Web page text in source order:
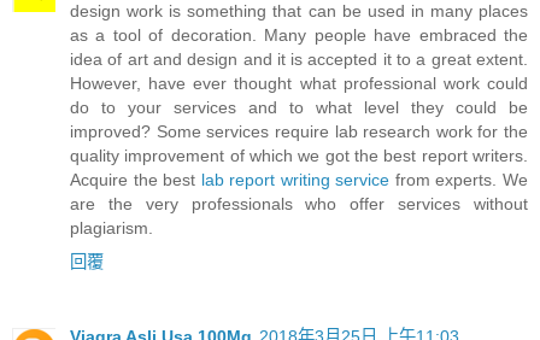
design work is something that can be used in many places
as a tool of decoration. Many people have embraced the
idea of art and design and it is accepted it to a great extent.
However, have ever thought what professional work could
do to your services and to what level they could be
improved? Some services require lab research work for the
quality improvement of which we got the best report writers.
Acquire the best lab report writing service from experts. We
are the very professionals who offer services without
plagiarism.
回覆